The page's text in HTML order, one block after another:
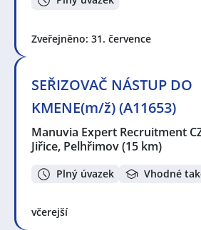
Zveřejněno: 31. července
SEŘIZOVAČ NÁSTUP DO
KMENE(m/ž) (A11653)
Manuvia Expert Recruitment
Jiřice, Pelhřimov(15 km)
Plný úvazek Vhodné
včerejší